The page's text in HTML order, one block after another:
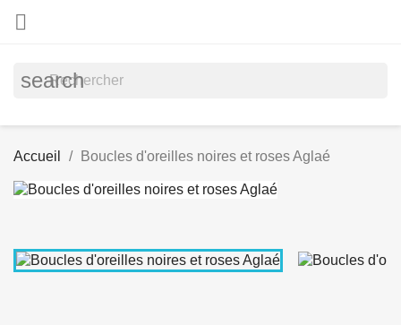

search
Accueil Boucles d'oreilles noires et roses Aglaé